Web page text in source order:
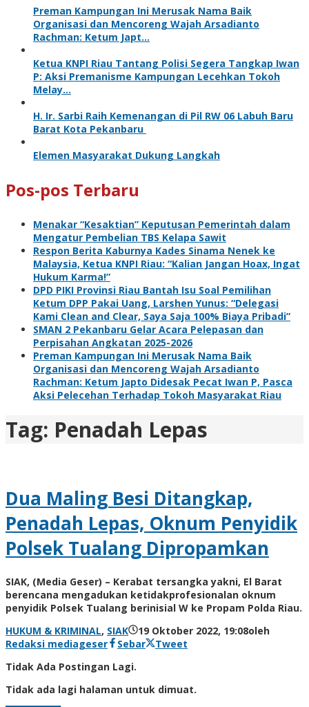
Preman Kampungan Ini Merusak Nama Baik
Organisasi dan Mencoreng Wajah Arsadianto
Rachman: Ketum Japt…
Ketua KNPI Riau Tantang Polisi Segera Tangkap Iwan
P: Aksi Premanisme Kampungan Lecehkan Tokoh
Melay…
H. Ir. Sarbi Raih Kemenangan di Pil RW 06 Labuh Baru
Barat Kota Pekanbaru
Elemen Masyarakat Dukung Langkah
Pos-pos Terbaru
Menakar “Kesaktian” Keputusan Pemerintah dalam
Mengatur Pembelian TBS Kelapa Sawit
Respon Berita Kaburnya Kades Sinama Nenek ke
Malaysia, Ketua KNPI Riau: “Kalian Jangan Hoax, Ingat
Hukum Karma!”
DPD PIKI Provinsi Riau Bantah Isu Soal Pemilihan
Ketum DPP Pakai Uang, Larshen Yunus: “Delegasi
Kami Clean and Clear, Saya Saja 100% Biaya Pribadi”
SMAN 2 Pekanbaru Gelar Acara Pelepasan dan
Perpisahan Angkatan 2025-2026
Preman Kampungan Ini Merusak Nama Baik
Organisasi dan Mencoreng Wajah Arsadianto
Rachman: Ketum Japto Didesak Pecat Iwan P, Pasca
Aksi Pelecehan Terhadap Tokoh Masyarakat Riau
Tag: Penadah Lepas
Dua Maling Besi Ditangkap,
Penadah Lepas, Oknum Penyidik
Polsek Tualang Dipropamkan
SIAK, (Media Geser) – Kerabat tersangka yakni, El Barat
berencana mengadukan ketidakprofesionalan oknum
penyidik Polsek Tualang berinisial W ke Propam Polda Riau.
HUKUM & KRIMINAL, SIAK 19 Oktober 2022, 19:08oleh
Redaksi mediageser
Sebar
Tweet
Tidak Ada Postingan Lagi.
Tidak ada lagi halaman untuk dimuat.